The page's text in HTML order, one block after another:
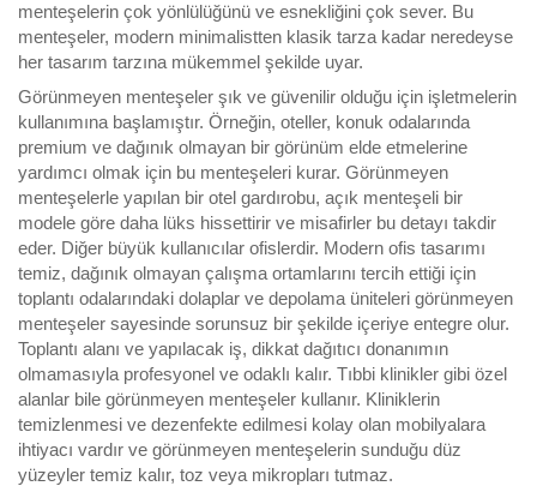
menteşelerin çok yönlülüğünü ve esnekliğini çok sever. Bu
menteşeler, modern minimalistten klasik tarza kadar neredeyse
her tasarım tarzına mükemmel şekilde uyar.
Görünmeyen menteşeler şık ve güvenilir olduğu için işletmelerin
kullanımına başlamıştır. Örneğin, oteller, konuk odalarında
premium ve dağınık olmayan bir görünüm elde etmelerine
yardımcı olmak için bu menteşeleri kurar. Görünmeyen
menteşelerle yapılan bir otel gardırobu, açık menteşeli bir
modele göre daha lüks hissettirir ve misafirler bu detayı takdir
eder. Diğer büyük kullanıcılar ofislerdir. Modern ofis tasarımı
temiz, dağınık olmayan çalışma ortamlarını tercih ettiği için
toplantı odalarındaki dolaplar ve depolama üniteleri görünmeyen
menteşeler sayesinde sorunsuz bir şekilde içeriye entegre olur.
Toplantı alanı ve yapılacak iş, dikkat dağıtıcı donanımın
olmamasıyla profesyonel ve odaklı kalır. Tıbbi klinikler gibi özel
alanlar bile görünmeyen menteşeler kullanır. Kliniklerin
temizlenmesi ve dezenfekte edilmesi kolay olan mobilyalara
ihtiyacı vardır ve görünmeyen menteşelerin sunduğu düz
yüzeyler temiz kalır, toz veya mikropları tutmaz.